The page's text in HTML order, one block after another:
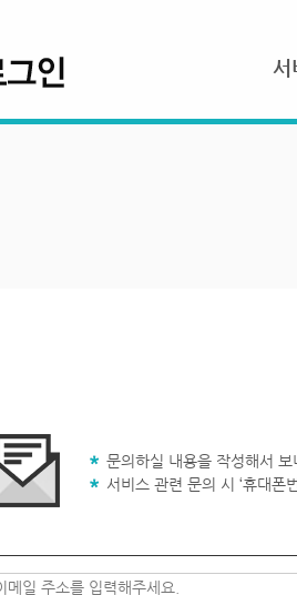
서
문의하실 내용을 작성해서
서비스 관련 문의 시 ‘휴대폰